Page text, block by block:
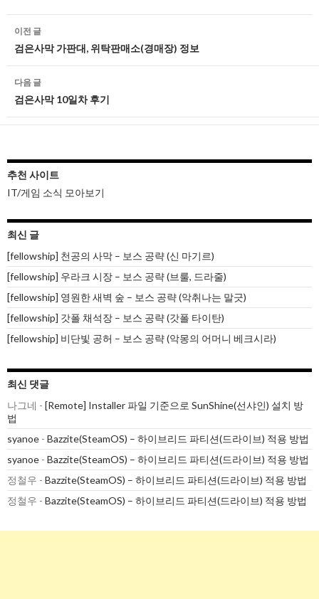
글
네
비
게
이
이전 글
검은사막 가판대, 위탁판매소(경매장) 정보
다음 글
검은사막 10일차 후기
추천 사이트
IT/게임 소식 모아보기
최신 글
[fellowship] 천공의 사막 – 보스 공략 (신 마기르)
[fellowship] 우라크 시장 – 보스 공략 (브룰, 드라줄)
[fellowship] 영원한 새벽 숲 – 보스 공략 (악취나는 말긋)
[fellowship] 갓폴 채석장 – 보스 공략 (갓폴 타이탄)
[fellowship] 비단빛 공허 – 보스 공략 (악몽의 어머니 베크시라)
최신 댓글
나그네 - [Remote] Installer 파일 기준으로 SunShine(선샤인) 설치 방
법
syanoe - Bazzite(SteamOS) – 하이브리드 파티션(드라이브) 적용 방법
syanoe - Bazzite(SteamOS) – 하이브리드 파티션(드라이브) 적용 방법
정철우 - Bazzite(SteamOS) – 하이브리드 파티션(드라이브) 적용 방법
정철우 - Bazzite(SteamOS) – 하이브리드 파티션(드라이브) 적용 방법